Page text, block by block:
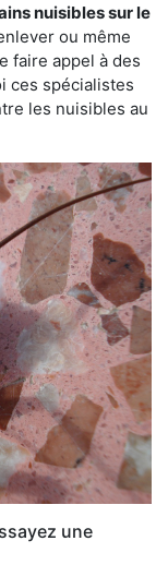
nuisibles sur le
ou même
faire appel à des
ces spécialistes
les nuisibles au
une